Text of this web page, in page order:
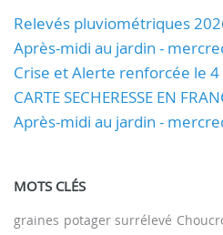
Relevés pluviométriques
Après-midi au jardin -
Crise et Alerte renforcée le
CARTE SECHERESSE EN
Après-midi au jardin -
MOTS CLÉS
graines potager surrélevé